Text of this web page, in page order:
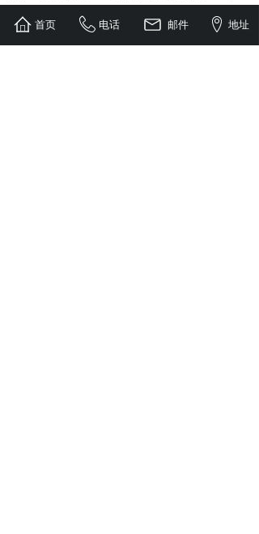
展望未来，射频遥控器的故事远未结束。随着人工智能和
首页 电话 邮件 地址